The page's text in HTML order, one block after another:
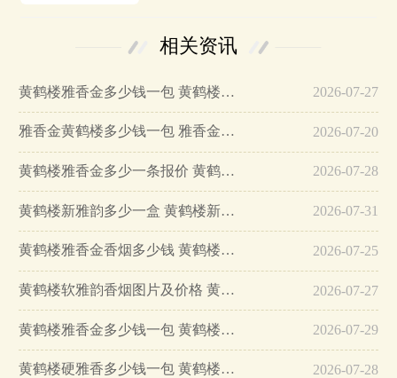
相关资讯
黄鹤楼雅香金多少钱一包 黄鹤楼雅香金好不好抽… 2026-07-27
雅香金黄鹤楼多少钱一包 雅香金黄鹤楼香烟图片及价格… 2026-07-20
黄鹤楼雅香金多少一条报价 黄鹤楼雅香金香烟价格表最新… 2026-07-28
黄鹤楼新雅韵多少一盒 黄鹤楼新雅韵香烟价格… 2026-07-31
黄鹤楼雅香金香烟多少钱 黄鹤楼雅香金香烟好抽吗… 2026-07-25
黄鹤楼软雅韵香烟图片及价格 黄鹤楼软雅韵好抽吗… 2026-07-27
黄鹤楼雅香金多少钱一包 黄鹤楼雅香金好抽吗… 2026-07-29
黄鹤楼硬雅香多少钱一包 黄鹤楼硬雅香怎么样… 2026-07-28